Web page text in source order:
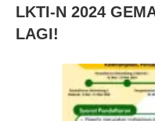
LKTI-N 2024
LAGI!